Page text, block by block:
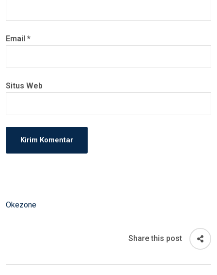
Email *
Situs Web
Okezone
Share this post